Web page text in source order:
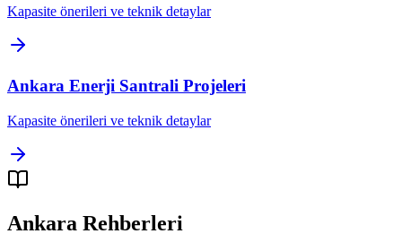
Kapasite önerileri ve teknik detaylar
Ankara Enerji Santrali Projeleri
Kapasite önerileri ve teknik detaylar
Ankara Rehberleri